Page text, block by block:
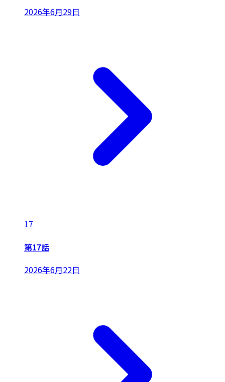
2026年6月29日
17
第17話
2026年6月22日